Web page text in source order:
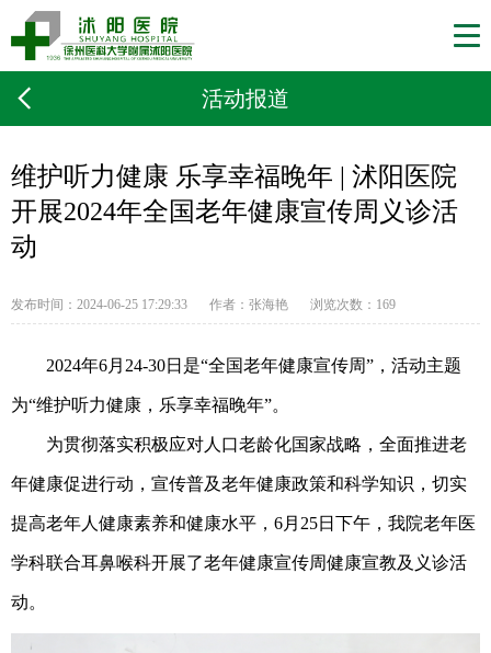
活动报道
维护听力健康 乐享幸福晚年 | 沭阳医院
开展2024年全国老年健康宣传周义诊活
动
发布时间：2024-06-25 17:29:33 作者：张海艳 浏览次数： 169
2024年6月24-30日是“全国老年健康宣传周”，活动主题
为“维护听力健康，乐享幸福晚年”。
为贯彻落实积极应对人口老龄化国家战略，全面推进老
年健康促进行动，宣传普及老年健康政策和科学知识，切实
提高老年人健康素养和健康水平，6月25日下午，我院老年医
学科联合耳鼻喉科开展了老年健康宣传周健康宣教及义诊活
动。